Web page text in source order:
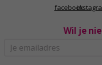
facebook
Wil je